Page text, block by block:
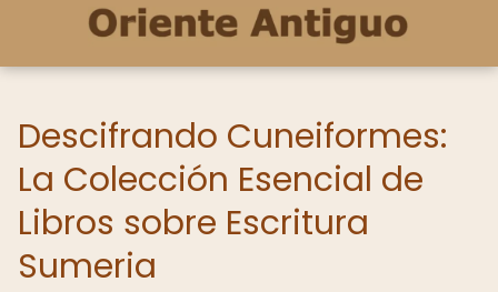
Descifrando Cuneiformes:
La Colección Esencial de
Libros sobre Escritura
Sumeria